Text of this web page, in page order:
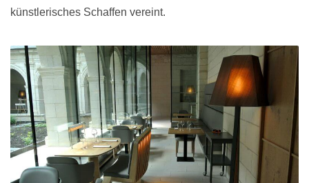
künstlerisches Schaffen vereint.